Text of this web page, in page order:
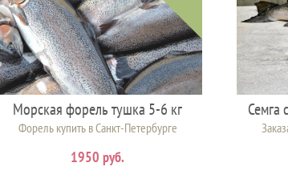
Морская форель тушка 5-6 кг
Форель купить в Санкт-Петербурге
1950 руб.
Семга